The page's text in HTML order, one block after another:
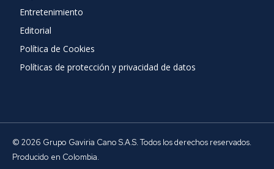
Entretenimiento
Editorial
Política de Cookies
Políticas de protección y privacidad de datos
© 2026 Grupo Gaviria Cano S.A.S. Todos los derechos reservados.
Producido en Colombia.